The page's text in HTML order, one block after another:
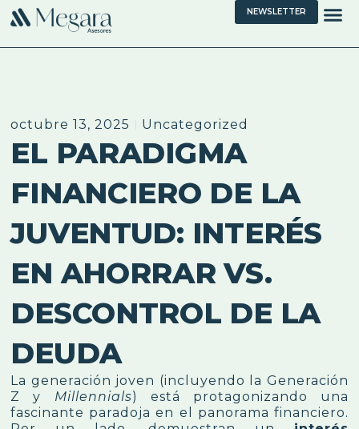
NEWSLETTER
octubre 13, 2025 Uncategorized
EL PARADIGMA
FINANCIERO DE LA
JUVENTUD: INTERÉS
EN AHORRAR VS.
DESCONTROL DE LA
DEUDA
La generación joven (incluyendo la Generación
Z y Millennials) está protagonizando una
fascinante paradoja en el panorama financiero.